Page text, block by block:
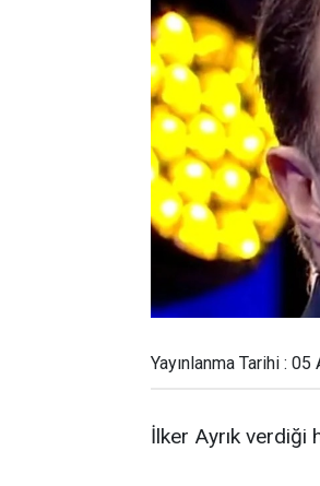
Yayınlanma Tarihi :
İlker Ayrık verdiği